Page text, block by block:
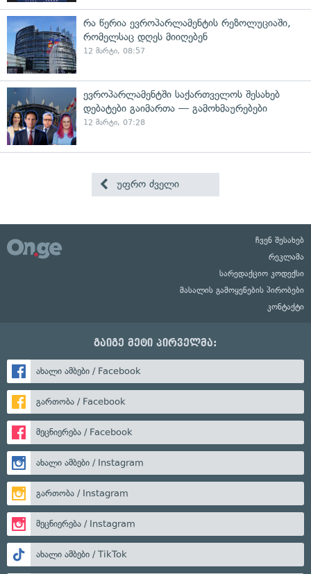
რა წერია ევროპარლამენტის რეზოლუციაში,
რომელსაც დღეს მიიღებენ
12 მარტი, 08:57
ევროპარლამენტში საქართველოს შესახებ
დებატები გაიმართა — გამოხმაურებები
12 მარტი, 07:28
უფრო ძველი
ჩვენ შესახებ
რეკლამა
სარედაქციო კოდექსი
მასალის გამოყენების პირობები
კონტაქტი
გაიგე მეტი პირველმა:
ახალი ამბები / Facebook
გართობა / Facebook
მეცნიერება / Facebook
ახალი ამბები / Instagram
გართობა / Instagram
მეცნიერება / Instagram
ახალი ამბები / TikTok